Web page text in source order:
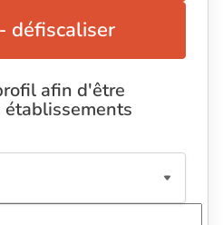
défiscaliser
afin d'être
établissements